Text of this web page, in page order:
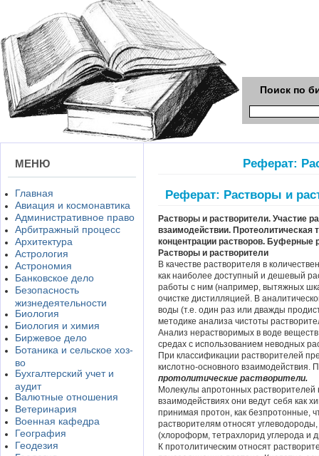
Поиск по
МЕНЮ
Главная
Авиация и космонавтика
Административное право
Арбитражный процесс
Архитектура
Астрология
Астрономия
Банковское дело
Безопасность
жизнедеятельности
Биология
Биология и химия
Биржевое дело
Ботаника и сельское хоз-
во
Бухгалтерский учет и
аудит
Валютные отношения
Ветеринария
Военная кафедра
География
Геодезия
Реферат:
Реферат: Растворы и
Растворы и растворители. Участие
взаимодействии.
концентрации растворов.
Растворы и растворители
В качестве растворителя в
как наиболее доступный и дешевый
работы с ним (например, вытяжных
очистке дистилляцией. В
воды (т.е. один раз или дважды
методике анализа чистоты
Анализ нерастворимых в воде
средах с использованием неводных
При классификации растворителей
кислотно-основного взаимодействия.
протолитические растворители.
Молекулы апротонных
взаимодействиях они ведут себя как
принимая протон, как безпротонные,
растворителям относят
(хлороформ, тетрахлорид углерода и
К протолитическим относят